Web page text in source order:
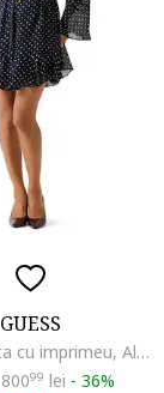
GUESS
Rochie scurta cu imprimeu, Albastru ultramarin
80099 lei - 36%